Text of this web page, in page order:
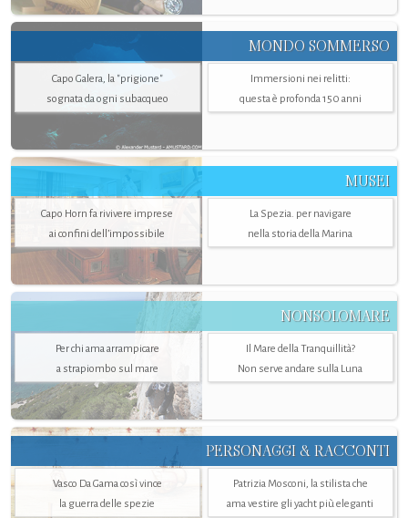
MONDO SOMMERSO
Capo Galera, la "prigione"
sognata da ogni subacqueo
Immersioni nei relitti:
questa è profonda 150 anni
MUSEI
Capo Horn fa rivivere imprese
ai confini dell’impossibile
La Spezia. per navigare
nella storia della Marina
NONSOLOMARE
Per chi ama arrampicare
a strapiombo sul mare
Il Mare della Tranquillità?
Non serve andare sulla Luna
PERSONAGGI & RACCONTI
Vasco Da Gama così vince
la guerra delle spezie
Patrizia Mosconi, la stilista che
ama vestire gli yacht più eleganti